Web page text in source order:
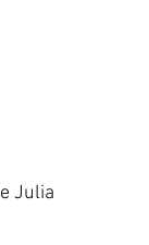
Julia